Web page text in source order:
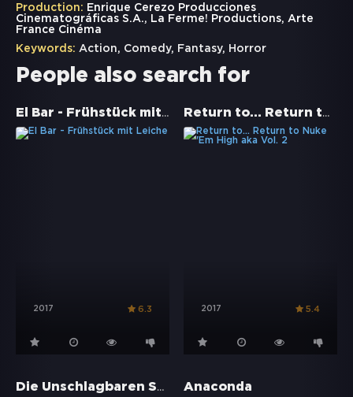
Production: Enrique Cerezo Producciones
Cinematográficas S.A., La Ferme! Productions, Arte
France Cinéma
Keywords: Action, Comedy, Fantasy, Horror
People also search for
El Bar - Frühstück mit Leiche
2017 6.3
Return to... Return to Nuke 'Em High aka Vol. 2
2017 5.4
Die Unschlagbaren Supernieten Anaconda